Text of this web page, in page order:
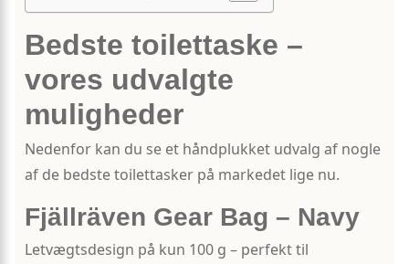
Bedste toilettaske –
vores udvalgte
muligheder
Nedenfor kan du se et håndplukket udvalg af nogle
af de bedste toilettasker på markedet lige nu.
Fjällräven Gear Bag – Navy
Letvægtsdesign på kun 100 g – perfekt til